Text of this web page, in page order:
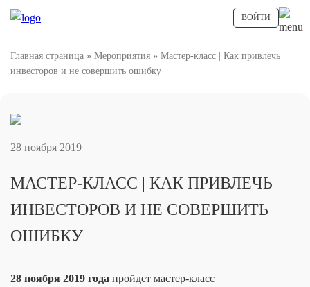
ВОЙТИ
Главная страница » Мероприятия » Мастер-класс | Как привлечь
инвесторов и не совершить ошибку
28 ноября 2019
МАСТЕР-КЛАСС | КАК ПРИВЛЕЧЬ
ИНВЕСТОРОВ И НЕ СОВЕРШИТЬ
ОШИБКУ
28 ноября 2019 года пройдет мастер-класс